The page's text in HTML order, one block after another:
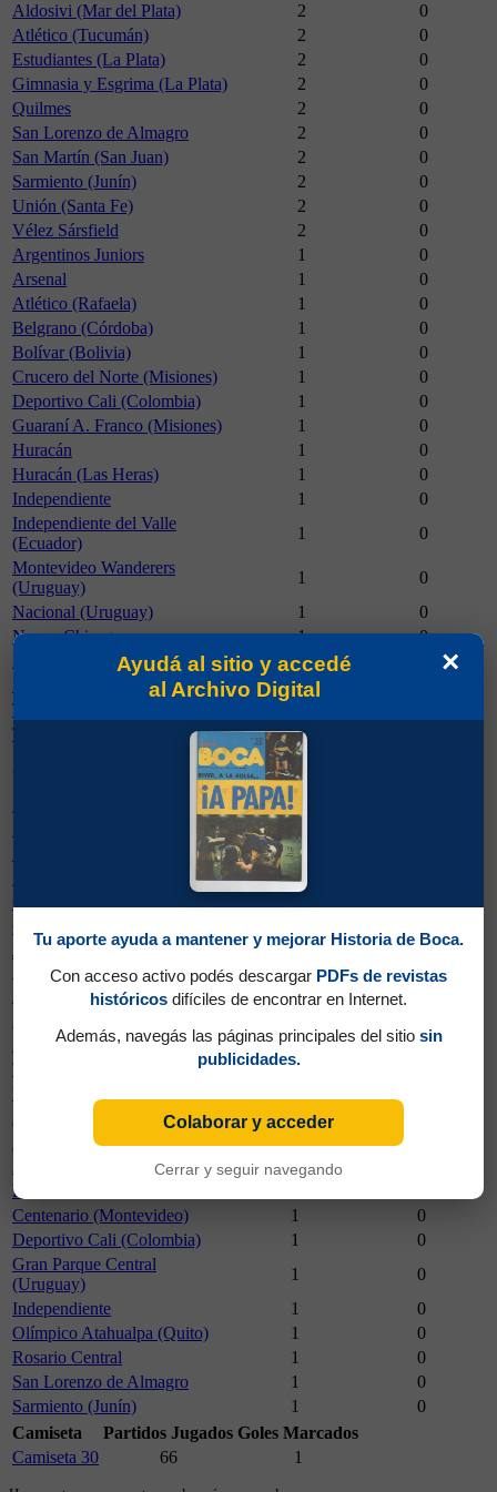
Aldosivi (Mar del Plata)
2
0
Atlético (Tucumán)
2
0
Estudiantes (La Plata)
2
0
Gimnasia y Esgrima (La Plata)
2
0
Quilmes
2
0
San Lorenzo de Almagro
2
0
San Martín (San Juan)
2
0
Sarmiento (Junín)
2
0
Unión (Santa Fe)
2
0
Vélez Sársfield
2
0
Argentinos Juniors
1
0
Arsenal
1
0
Atlético (Rafaela)
1
0
Belgrano (Córdoba)
1
0
Bolívar (Bolivia)
1
0
Crucero del Norte (Misiones)
1
0
Deportivo Cali (Colombia)
1
0
Guaraní A. Franco (Misiones)
1
0
Huracán
1
0
Huracán (Las Heras)
1
0
Independiente
1
0
Independiente del Valle
(Ecuador)
1
0
Montevideo Wanderers
(Uruguay)
1
0
Nacional (Uruguay)
1
0
Nueva Chicago
1
0
Patronato (Paraná)
1
Ramón Santamarina (Tandil)
1
Talleres (Córdoba)
Temperley
1
Partidos
Jugados
26
4
3
Ciudad de La Plata
Gimnasia y Esgrima (La Plata)
José M. Minella (Mar del
Plata)
2
Racing Club
2
0
Tigre
2
Vélez Sársfield
1
Atlético (Rafaela)
1
1
Banfield
Centenario (Montevideo)
1
0
Deportivo Cali (Colombia)
1
0
Gran Parque Central
(Uruguay)
1
0
Independiente
1
0
Olímpico Atahualpa (Quito)
1
0
Rosario Central
1
0
San Lorenzo de Almagro
1
0
Sarmiento (Junín)
1
0
Camiseta
Partidos Jugados Goles Marcados
Camiseta 30
66 1
×
Ayudá al sitio y accedé
al Archivo Digital
Tu aporte ayuda a mantener y mejorar Historia de Boca.
Con acceso activo podés descargar PDFs de revistas
históricos difíciles de encontrar en Internet.
Además, navegás las páginas principales del sitio sin
publicidades.
Colaborar y acceder
Cerrar y seguir navegando